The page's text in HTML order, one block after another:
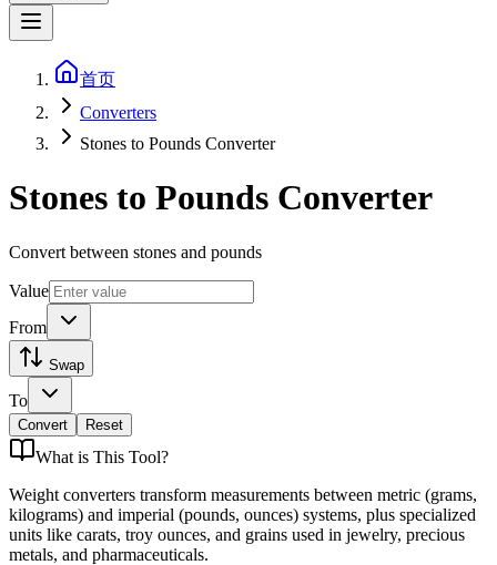
首页
Converters
Stones to Pounds Converter
Stones to Pounds Converter
Convert between stones and pounds
Value
From
Swap
To
Convert Reset
What is This Tool?
Weight converters transform measurements between metric (grams,
kilograms) and imperial (pounds, ounces) systems, plus specialized
units like carats, troy ounces, and grains used in jewelry, precious
metals, and pharmaceuticals.